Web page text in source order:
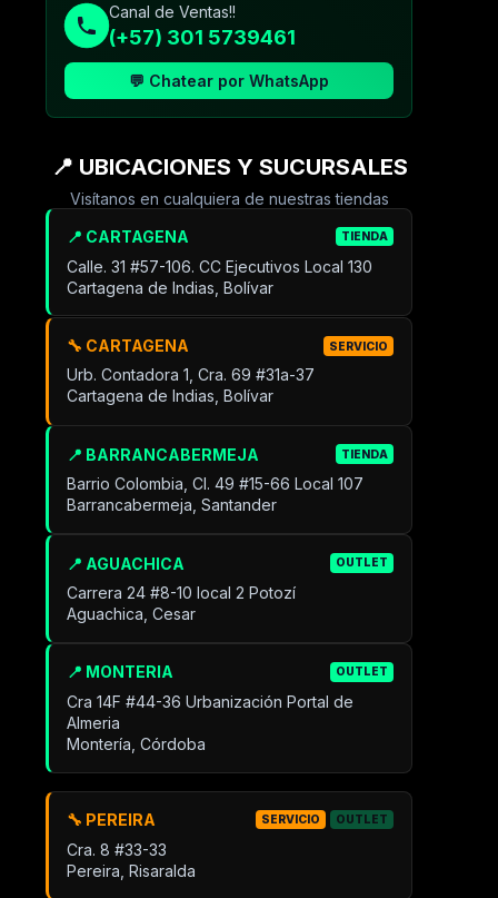
Canal de Ventas!!
(+57) 301 5739461
💬 Chatear por WhatsApp
📍 UBICACIONES Y SUCURSALES
Visítanos en cualquiera de nuestras tiendas
📍 CARTAGENA TIENDA
Calle. 31 #57-106. CC Ejecutivos Local 130
Cartagena de Indias, Bolívar
🔧 CARTAGENA SERVICIO
Urb. Contadora 1, Cra. 69 #31a-37
Cartagena de Indias, Bolívar
📍 BARRANCABERMEJA TIENDA
Barrio Colombia, Cl. 49 #15-66 Local 107
Barrancabermeja, Santander
📍 AGUACHICA OUTLET
Carrera 24 #8-10 local 2 Potozí
Aguachica, Cesar
📍 MONTERIA OUTLET
Cra 14F #44-36 Urbanización Portal de
Almeria
Montería, Córdoba
🔧 PEREIRA SERVICIO OUTLET
Cra. 8 #33-33
Pereira, Risaralda